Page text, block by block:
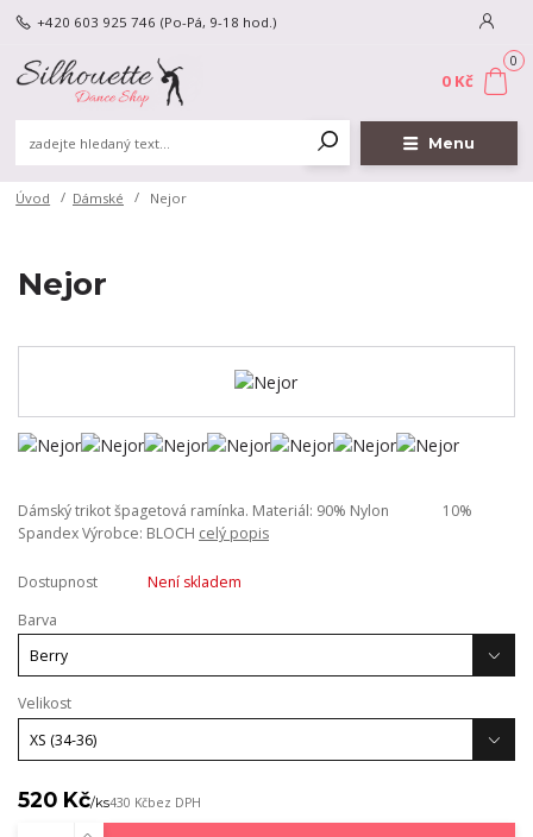
Menu
+420 603 925 746 (Po-Pá, 9-18 hod.)
0
0 Kč
Úvod Dámské Nejor
Nejor
Dámský trikot špagetová ramínka. Materiál: 90% Nylon 10%
Spandex Výrobce: BLOCH celý popis
Dostupnost
Není skladem
Barva
Velikost
520 Kč/ks430 Kčbez DPH